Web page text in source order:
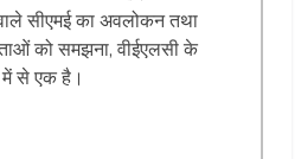
सीएमई का अवलोकन तथा
को समझना, वीईएलसी के
में से एक है।